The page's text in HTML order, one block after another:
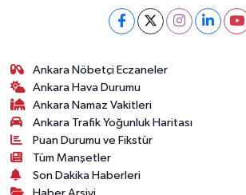
Ankara Nöbetçi Eczaneler
Ankara Hava Durumu
Ankara Namaz Vakitleri
Ankara Trafik Yoğunluk Haritası
Puan Durumu ve Fikstür
Tüm Manşetler
Son Dakika Haberleri